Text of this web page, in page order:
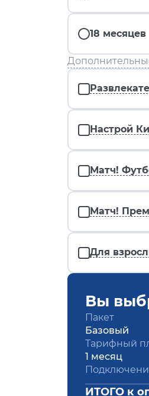
18 месяцев
Настрой
Матч!
Матч!
Для
Вы
Пакет
Базовый
Тарифный
1 месяц
ИТОГО к